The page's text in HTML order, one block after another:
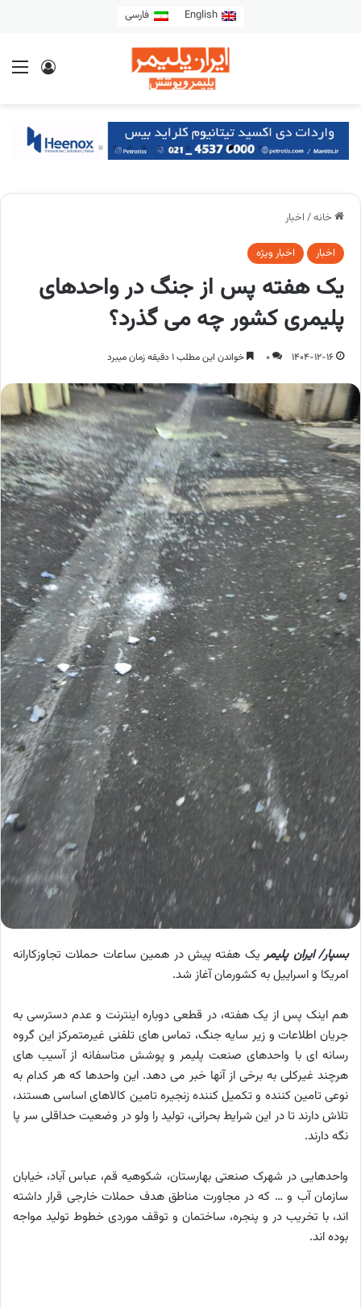
English فارسی
خانه/ اخبار
اخبار اخبار ویژه
یک هفته پس از جنگ در واحدهای
پلیمری کشور چه می گذرد؟
1404-12-16
0 خواندن این مطلب 1 دقیقه زمان میبرد
بسپار/ ایران پلیمریک هفته پیش در همین ساعات حملات تجاوزکارانه
امریکا و اسراییل به کشورمان آغاز شد.
هم اینک پس از یک هفته، در قطعی دوباره اینترنت و عدم دسترسی به
جریان اطلاعات و زیر سایه جنگ، تماس های تلفنی غیرمتمرکز این گروه
رسانه ای با واحدهای صنعت پلیمر و پوشش متاسفانه از آسیب های
هرچند غیرکلی به برخی از آنها خبر می دهد. این واحدها که هر کدام به
نوعی تامین کننده و تکمیل کننده زنجیره تامین کالاهای اساسی هستند،
تلاش دارند تا در این شرایط بحرانی، تولید را ولو در وضعیت حداقلی سر پا
نگه دارند.
واحدهایی در شهرک صنعتی بهارستان، شکوهیه قم، عباس آباد، خیابان
سازمان آب و … که در مجاورت مناطق هدف حملات خارجی قرار داشته
اند، با تخریب در و پنجره، ساختمان و توقف موردی خطوط تولید مواجه
بوده اند.